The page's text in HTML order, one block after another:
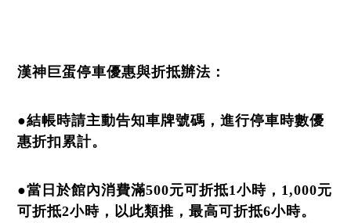
漢神巨蛋停車優惠與折抵辦法：
●結帳時請主動告知車牌號碼，進行停車時數優
惠折扣累計。
●當日於館內消費滿500元可折抵1小時，1,000元
可折抵2小時，以此類推，最高可折抵6小時。